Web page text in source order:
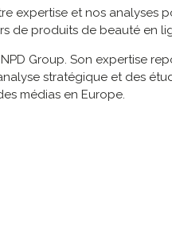
expertise et nos
de produits de beauté en
Group. Son expertise
stratégique et des
médias en Europe.